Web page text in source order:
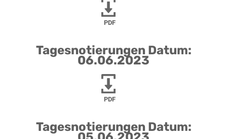
PDF
Tagesnotierungen Datum:
06.06.2023
PDF
Tagesnotierungen Datum: